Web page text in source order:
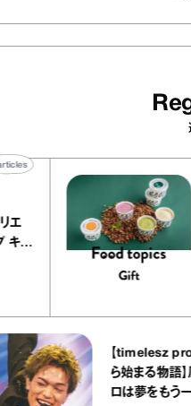
トリエ
ープ キャ
40articles
【timelesz project
ら始まる物語】原嘉
ロは夢をもう一度